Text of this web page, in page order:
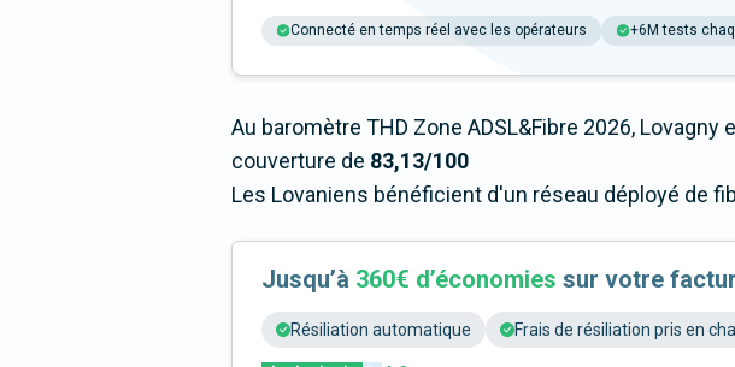
Connecté en temps réel avec les opérateurs +6M tests
Au baromètre THD Zone ADSL&Fibre 2026, Lovagny
couverture de 83,13/100
Les Lovaniens bénéficient d'un réseau déployé de
Jusqu’à 360€ d’économies sur votre
Résiliation automatique Frais de résiliation pris en